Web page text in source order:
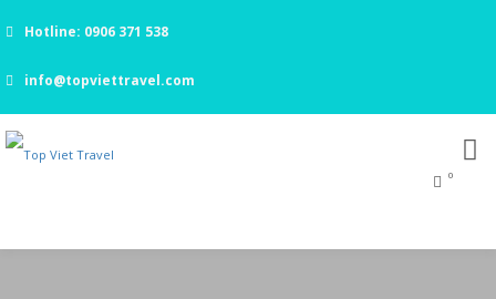
Hotline: 0906 371 538
info@topviettravel.com
0